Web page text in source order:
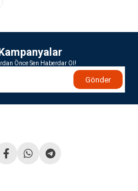
Önce Sen Haberdar Ol!
Gönder